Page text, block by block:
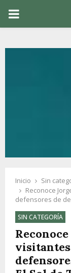
PRIMARY
Inicio
Sin
Reconoce
defensores de
SIN CATEGORÍA